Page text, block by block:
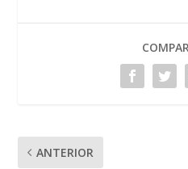
ANTERIOR